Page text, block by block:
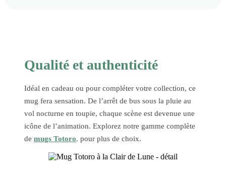
Qualité et authenticité
Idéal en cadeau ou pour compléter votre collection, ce
mug fera sensation. De l’arrêt de bus sous la pluie au
vol nocturne en toupie, chaque scène est devenue une
icône de l’animation. Explorez notre gamme complète
de mugs Totoro. pour plus de choix.